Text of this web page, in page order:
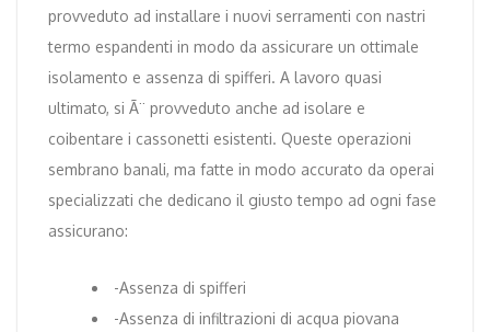
provveduto ad installare i nuovi serramenti con nastri
termo espandenti in modo da assicurare un ottimale
isolamento e assenza di spifferi. A lavoro quasi
ultimato, si Ã¨ provveduto anche ad isolare e
coibentare i cassonetti esistenti. Queste operazioni
sembrano banali, ma fatte in modo accurato da operai
specializzati che dedicano il giusto tempo ad ogni fase
assicurano:
-Assenza di spifferi
-Assenza di infiltrazioni di acqua piovana